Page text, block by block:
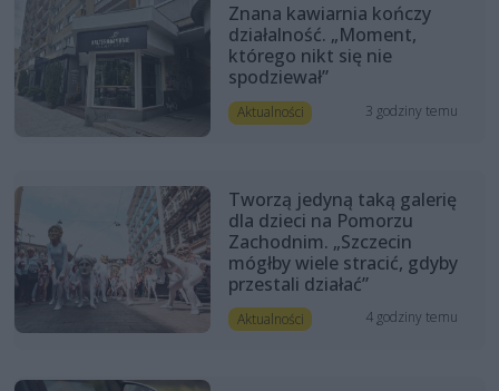
Znana kawiarnia kończy
działalność. „Moment,
którego nikt się nie
spodziewał”
Aktualności 3 godziny temu
Tworzą jedyną taką galerię
dla dzieci na Pomorzu
Zachodnim. „Szczecin
mógłby wiele stracić, gdyby
przestali działać”
Aktualności 4 godziny temu